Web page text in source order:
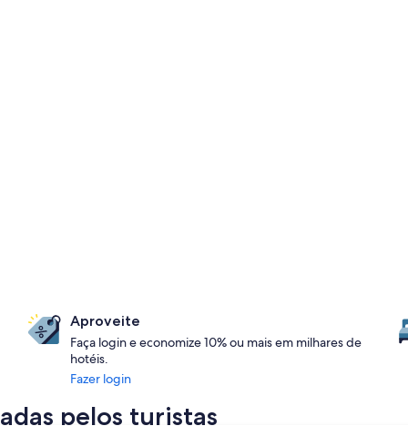
Aproveite
Faça login e economize 10% ou mais em milhares de
hotéis.
Fazer login
pelos turistas